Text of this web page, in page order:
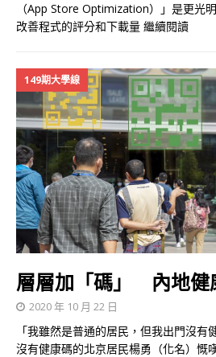
（App Store Optimization）」是更光
改善程式的評分和下載量 繼續閱讀
149期大學線
層層加「碼」 內地健
2020 年 10 月 22 日
「我雖然是普通的居民，但我出門沒有
沒有健康碼的北京居民楊勇（化名）慨